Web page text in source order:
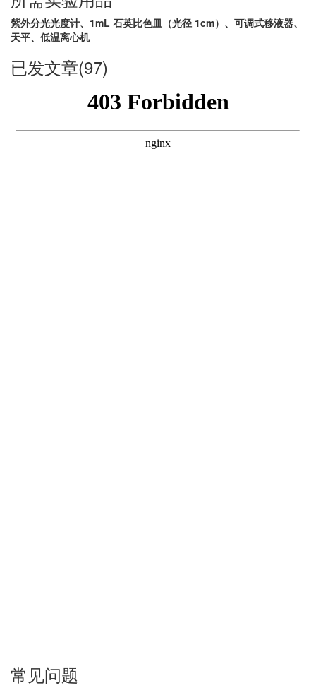
紫外分光光度计、1mL 石英比色皿（光径 1cm）、可调式移液器、
天平、低温离心机
已发文章(97)
常见问题